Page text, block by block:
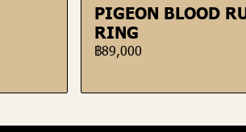
PIGEON BLOOD
RING
฿89,000